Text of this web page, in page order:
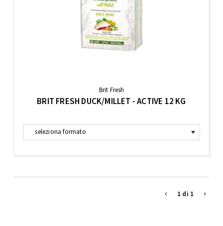
Brit Fresh
BRIT FRESH DUCK/MILLET - ACTIVE 12 KG
seleziona formato
‹ 1 di 1 ›